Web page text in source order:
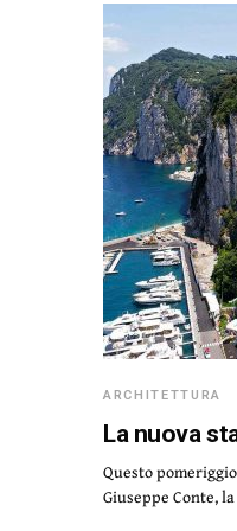
ARCHITETTURA
La nuova
Questo
Giuseppe Conte,